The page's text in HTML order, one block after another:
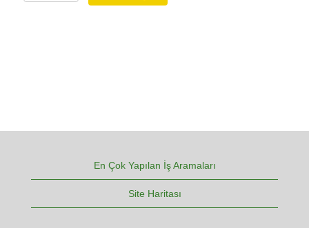
En Çok Yapılan İş Aramaları
Site Haritası